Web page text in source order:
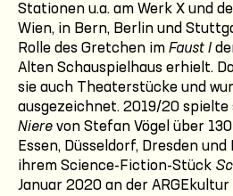
Stationen u.a. am Werk X und
Wien, in Bern, Berlin und
Rolle des Gretchen im Faust I
Alten Schauspielhaus erhielt.
sie auch Theaterstücke und
ausgezeichnet. 2019/20 spielte
Niere von Stefan Vögel über
Essen, Düsseldorf, Dresden
ihrem Science-Fiction-Stück
Januar 2020 an der